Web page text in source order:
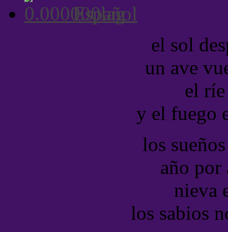
Español
el sol
un ave
el
y el fuego
los
año por
nieva
los sabios